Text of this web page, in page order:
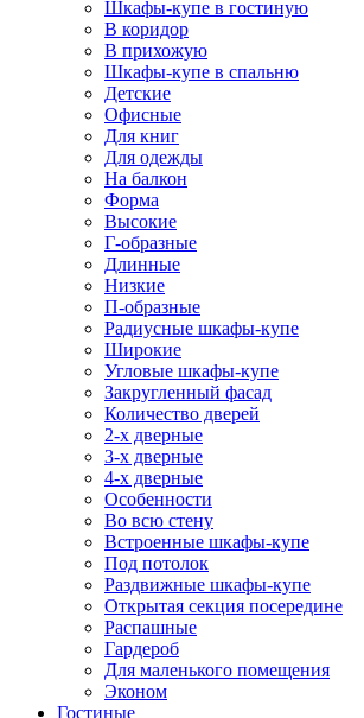
Шкафы-купе в гостиную
В коридор
В прихожую
Шкафы-купе в спальню
Детские
Офисные
Для книг
Для одежды
На балкон
Форма
Высокие
Г-образные
Длинные
Низкие
П-образные
Радиусные шкафы-купе
Широкие
Угловые шкафы-купе
Закругленный фасад
Количество дверей
2-х дверные
3-х дверные
4-х дверные
Особенности
Во всю стену
Встроенные шкафы-купе
Под потолок
Раздвижные шкафы-купе
Открытая секция посередине
Распашные
Гардероб
Для маленького помещения
Эконом
Гостиные